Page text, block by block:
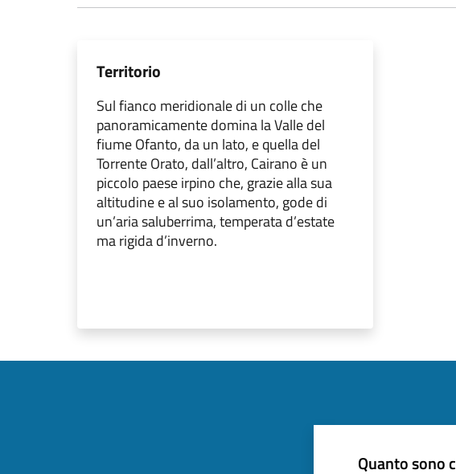
Territorio
Sul fianco meridionale di un colle che
panoramicamente domina la Valle del
fiume Ofanto, da un lato, e quella del
Torrente Orato, dall’altro, Cairano è un
piccolo paese irpino che, grazie alla sua
altitudine e al suo isolamento, gode di
un’aria saluberrima, temperata d’estate
ma rigida d’inverno.
Quanto sono